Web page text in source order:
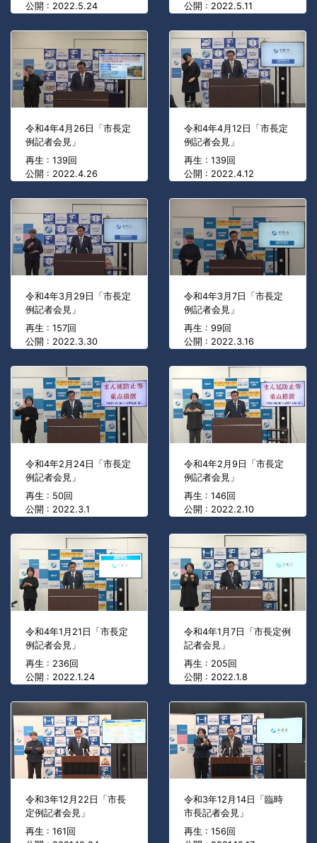
公開 : 2022.5.24
公開 : 2022.5.11
令和4年4月26日「市長定
例記者会見」
再生 : 139回
公開 : 2022.4.26
令和4年4月12日「市長定
例記者会見」
再生 : 139回
公開 : 2022.4.12
令和4年3月29日「市長定
例記者会見」
再生 : 157回
公開 : 2022.3.30
令和4年3月7日「市長定
例記者会見」
再生 : 99回
公開 : 2022.3.16
令和4年2月24日「市長定
例記者会見」
再生 : 50回
公開 : 2022.3.1
令和4年2月9日「市長定
例記者会見」
再生 : 146回
公開 : 2022.2.10
令和4年1月21日「市長定
例記者会見」
再生 : 236回
公開 : 2022.1.24
令和4年1月7日「市長定例
記者会見」
再生 : 205回
公開 : 2022.1.8
令和3年12月22日「市長
定例記者会見」
再生 : 161回
令和3年12月14日「臨時
市長記者会見」
再生 : 156回